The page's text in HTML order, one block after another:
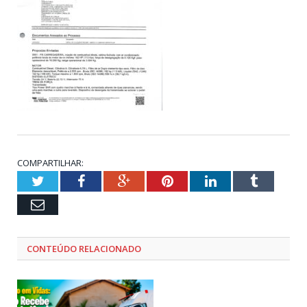
COMPARTILHAR:
TwitterFacebookGoogle+PinterestLinkedInTumblr
Email
CONTEÚDO RELACIONADO